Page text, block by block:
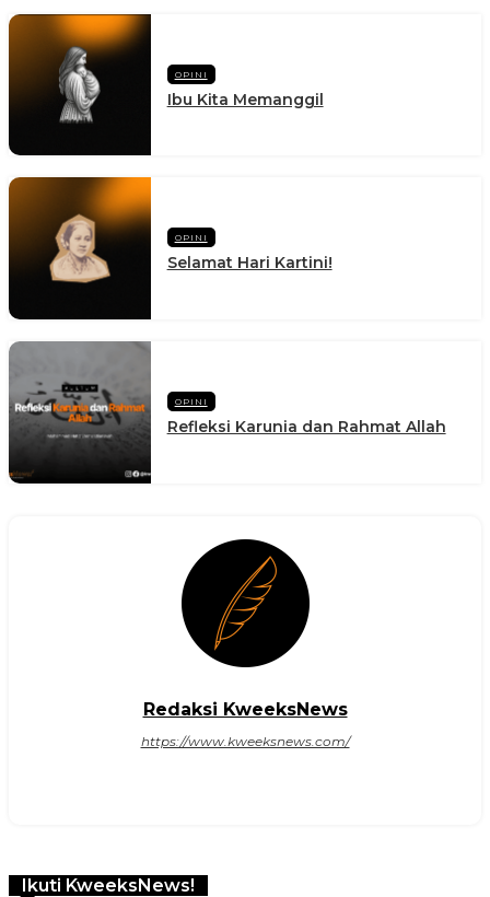
OPINI
Ibu Kita Memanggil
OPINI
Selamat Hari Kartini!
OPINI
Refleksi Karunia dan Rahmat Allah
Redaksi KweeksNews
https://www.kweeksnews.com/
Ikuti KweeksNews!